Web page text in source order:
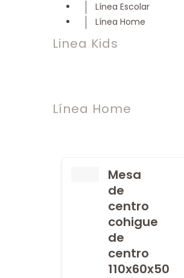
Línea Escolar
Línea Home
Linea Kids
Línea Home
Mesa
de
centro
cohigue
de
centro
110x60x50